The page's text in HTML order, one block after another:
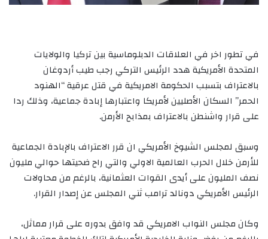
في تطور اخر في العلاقات الدبلوماسية بين تركيا والولايات
المتحدة الأمريكية هدد الرئيس التركي رجب طيب أردوغان
بالاعتراف بتسبب الحكومة الامريكية في قتل عرقية “الهنود
الحمر” السكان الأصليين لأمريكا واعتبارها إبادة جماعية، وذلك ردا
على قرار واشنطن بالاعتراف بمذابح الأرمن.
وسبق لمجلس الشيوخ الأمريكي ان قرر الاعتراف بالإبادة الجماعية
للأرمن خلال الحرب العالمية الاولي والتي راح ضحيتها حوالي مليون
نصف المليون على أيدى القوات العثمانية، بالرغم من محاولات
الرئيس الأمريكي دونالد ترامب ثني المجلس عن إصدار القرار.
وكان مجلس النواب الامريكي قد وافق بدوره على قرار مماثل،